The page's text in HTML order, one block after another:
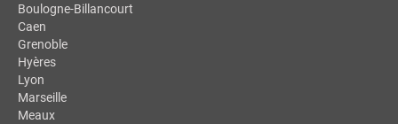
Boulogne-Billancourt
Caen
Grenoble
Hyères
Lyon
Marseille
Meaux